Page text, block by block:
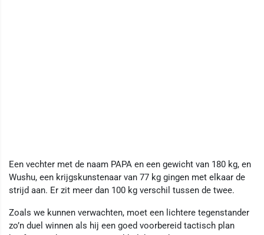
Een vechter met de naam PAPA en een gewicht van 180 kg, en
Wushu, een krijgskunstenaar van 77 kg gingen met elkaar de
strijd aan. Er zit meer dan 100 kg verschil tussen de twee.
Zoals we kunnen verwachten, moet een lichtere tegenstander
zo’n duel winnen als hij een goed voorbereid tactisch plan